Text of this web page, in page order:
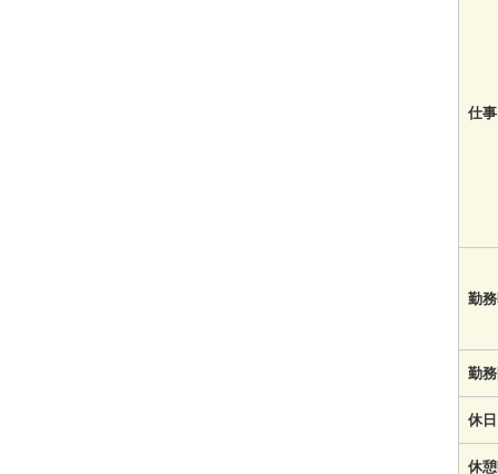
仕
勤
勤
休
休